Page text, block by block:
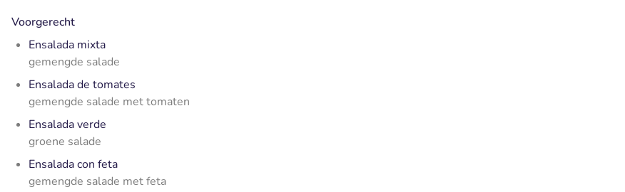
Voorgerecht
Ensalada mixta
gemengde salade
Ensalada de tomates
gemengde salade met tomaten
Ensalada verde
groene salade
Ensalada con feta
gemengde salade met feta